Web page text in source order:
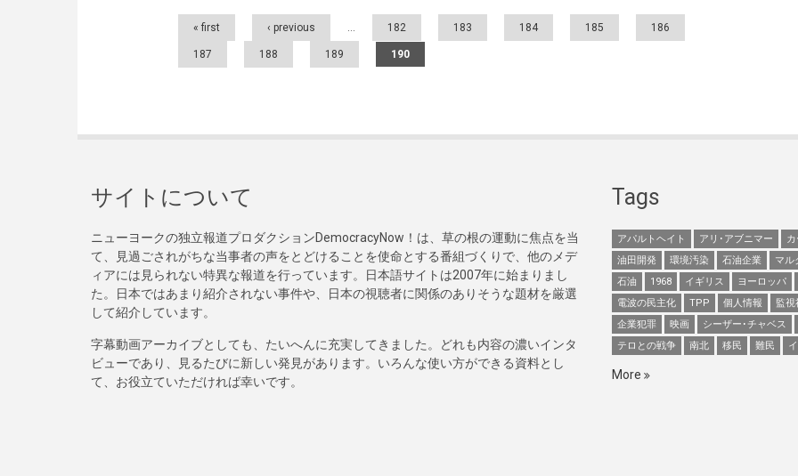
Pages
« first ‹ previous … 182 183 184 185 186
187 188 189 190
サイトについて
ニューヨークの独立報道プロダクションDemocracyNow！は、草の根の運動に焦点を当
て、見過ごされがちな当事者の声をとどけることを使命とする番組づくりで、他のメデ
ィアには見られない特異な報道を行っています。日本語サイトは2007年に始まりまし
た。日本ではあまり紹介されない事件や、日本の視聴者に関係のありそうな題材を厳選
して紹介しています。
字幕動画アーカイブとしても、たいへんに充実してきました。どれも内容の濃いインタ
ビューであり、見るたびに新しい発見があります。いろんな使い方ができる資料とし
て、お役立ていただければ幸いです。
Tags
アパルトヘイト アリ･アブニマー
油田開発
環境汚染 石油企業
マル
石油
1968 イギリス
ヨーロッパ
電波の民主化
TPP 個人情報
監視
企業犯罪
映画
シーザー･チャベス
テロとの戦争
南北 移民 難民
More